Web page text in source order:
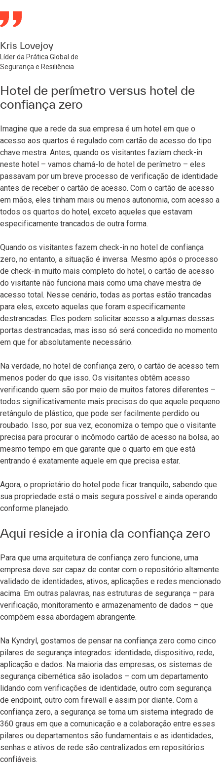
Kris Lovejoy
Líder da Prática Global de
Segurança e Resiliência
Hotel de perímetro versus hotel de
confiança zero
Imagine que a rede da sua empresa é um hotel em que o
acesso aos quartos é regulado com cartão de acesso do tipo
chave mestra. Antes, quando os visitantes faziam check-in
neste hotel – vamos chamá-lo de hotel de perímetro – eles
passavam por um breve processo de verificação de identidade
antes de receber o cartão de acesso. Com o cartão de acesso
em mãos, eles tinham mais ou menos autonomia, com acesso a
todos os quartos do hotel, exceto aqueles que estavam
especificamente trancados de outra forma.
Quando os visitantes fazem check-in no hotel de confiança
zero, no entanto, a situação é inversa. Mesmo após o processo
de check-in muito mais completo do hotel, o cartão de acesso
do visitante não funciona mais como uma chave mestra de
acesso total. Nesse cenário, todas as portas estão trancadas
para eles, exceto aquelas que foram especificamente
destrancadas. Eles podem solicitar acesso a algumas dessas
portas destrancadas, mas isso só será concedido no momento
em que for absolutamente necessário.
Na verdade, no hotel de confiança zero, o cartão de acesso tem
menos poder do que isso. Os visitantes obtêm acesso
verificando quem são por meio de muitos fatores diferentes –
todos significativamente mais precisos do que aquele pequeno
retângulo de plástico, que pode ser facilmente perdido ou
roubado. Isso, por sua vez, economiza o tempo que o visitante
precisa para procurar o incômodo cartão de acesso na bolsa, ao
mesmo tempo em que garante que o quarto em que está
entrando é exatamente aquele em que precisa estar.
Agora, o proprietário do hotel pode ficar tranquilo, sabendo que
sua propriedade está o mais segura possível e ainda operando
conforme planejado.
Aqui reside a ironia da confiança zero
Para que uma arquitetura de confiança zero funcione, uma
empresa deve ser capaz de contar com o repositório altamente
validado de identidades, ativos, aplicações e redes mencionado
acima. Em outras palavras, nas estruturas de segurança – para
verificação, monitoramento e armazenamento de dados – que
compõem essa abordagem abrangente.
Na Kyndryl, gostamos de pensar na confiança zero como cinco
pilares de segurança integrados: identidade, dispositivo, rede,
aplicação e dados. Na maioria das empresas, os sistemas de
segurança cibernética são isolados – com um departamento
lidando com verificações de identidade, outro com segurança
de endpoint, outro com firewall e assim por diante. Com a
confiança zero, a segurança se torna um sistema integrado de
360 graus em que a comunicação e a colaboração entre esses
pilares ou departamentos são fundamentais e as identidades,
senhas e ativos de rede são centralizados em repositórios
confiáveis.